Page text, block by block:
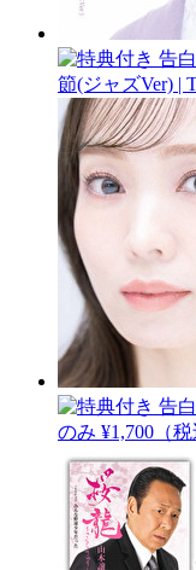
告
節(ジャズVer) |
告
のみ ¥1,700（税